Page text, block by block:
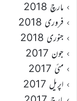
مارچ 2018
فروری 2018
جنوری 2018
جون 2017
مئی 2017
اپریل 2017